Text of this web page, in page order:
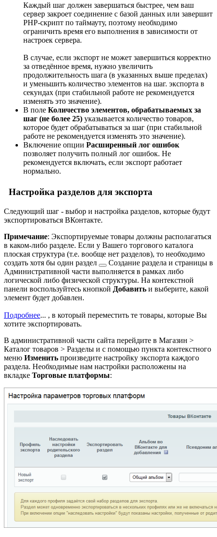
Каждый шаг должен завершаться быстрее, чем ваш
сервер закроет соединение с базой данных или завершит
PHP-скрипт по таймауту, поэтому необходимо
ограничить время его выполнения в зависимости от
настроек сервера.
В случае, если экспорт не может завершиться корректно
за отведённое время, нужно увеличить
продолжительность шага (в указанных выше пределах)
и уменьшить количество элементов на шаг. экспорта в
секундах (при стабильной работе не рекомендуется
изменять это значение).
В поле Количество элементов, обрабатываемых за
шаг (не более 25) указывается количество товаров,
которое будет обрабатываться за шаг (при стабильной
работе не рекомендуется изменять это значение).
Включение опции Расширенный лог ошибок
позволяет получить полный лог ошибок. Не
рекомендуется включать, если экспорт работает
нормально.
Настройка разделов для экспорта
Следующий шаг - выбор и настройка разделов, которые будут
экспортироваться ВКонтакте.
Примечание: Экспортируемые товары должны располагаться
в каком-либо разделе. Если у Вашего торгового каталога
плоская структура (т.е. вообще нет разделов), то необходимо
создать хотя бы один раздел
Создание раздела и страницы в
Административной части выполняется в рамках либо
логической либо физической структуры. На контекстной
панели воспользуйтесь кнопкой Добавить и выберите, какой
элемент будет добавлен.
Подробнее... , в который переместить те товары, которые Вы
хотите экспортировать.
В административной части сайта перейдите в Магазин >
Каталог товаров > Разделы и с помощью пункта контекстного
меню Изменить произведите настройку экспорта каждого
раздела. Необходимые нам настройки расположены на
вкладке Торговые платформы: